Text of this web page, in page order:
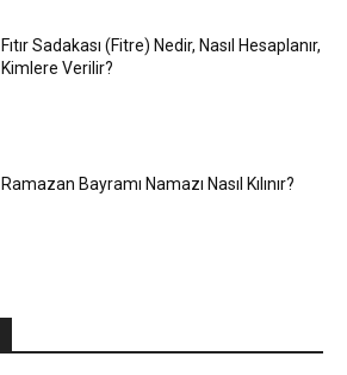
Fıtır Sadakası (Fitre) Nedir, Nasıl Hesaplanır,
Kimlere Verilir?
Ramazan Bayramı Namazı Nasıl Kılınır?